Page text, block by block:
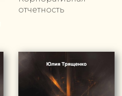
отчетность